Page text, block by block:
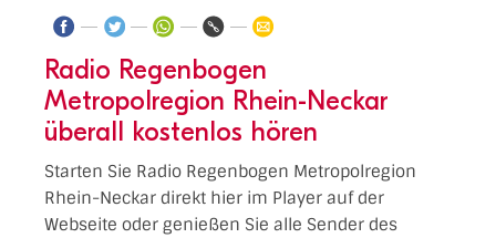
Radio Regenbogen
Metropolregion Rhein-Neckar
überall kostenlos hören
Starten Sie Radio Regenbogen Metropolregion
Rhein-Neckar direkt hier im Player auf der
Webseite oder genießen Sie alle Sender des